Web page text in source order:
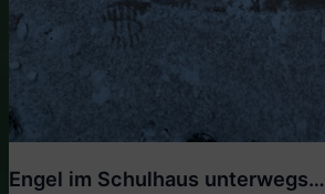
Engel im Schulhaus unterwegs…